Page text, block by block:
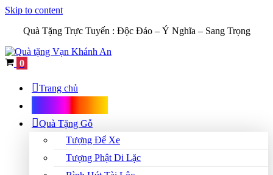
Skip to content
Quà Tặng Trực Tuyến : Độc Đáo – Ý Nghĩa – Sang Trọng
Cart
0
Trang chủ
Quà Tặng Gỗ
Tượng Để Xe
Tượng Phật Di Lặc